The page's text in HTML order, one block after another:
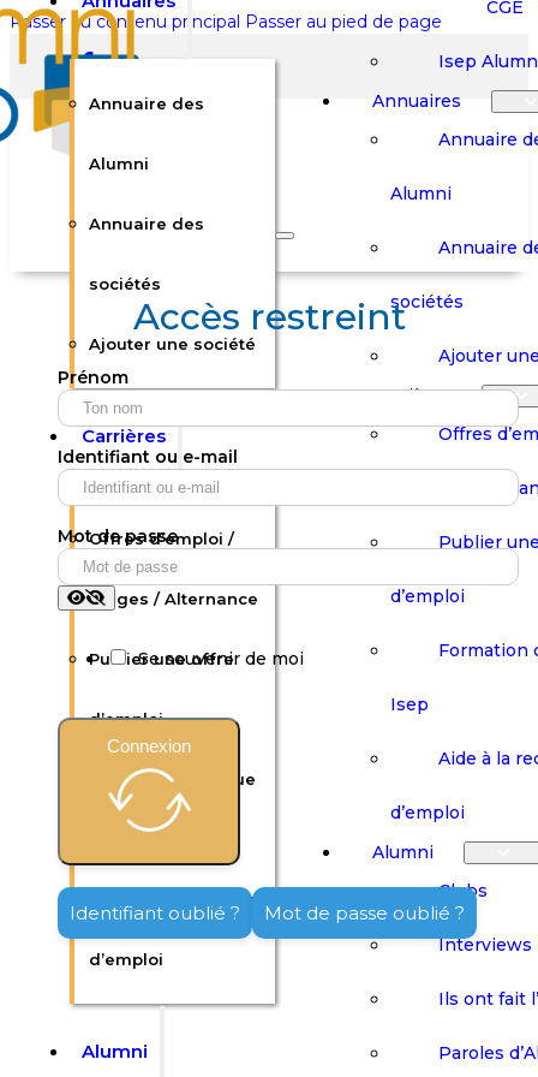
Passer au contenu principal Passer au pied de page
Rechercher sur le site
Rechercher
Votre panier est vide.
Boutique
Panier
Boutique
Annuaire des
Alumni
Annuaire des
sociétés
Ajouter une société
Carrières
Offres d’emploi /
Stages / Alternance
Publier une offre
d’emploi
Formation continue
Aide à la recherche
d’emploi
Alumni
CGE
Isep
Annuaires
Annuaire
Alumni
Annuaire
sociétés
Ajouter
Carrières
Offres
Stages /
Publier
d’emploi
Formation
Isep
Aide à la
d’emploi
Alumni
Clubs
Interviews
Ils ont fait
Paroles
Accès restreint
Prénom
Identifiant ou e-mail
Mot de passe
Se souvenir de moi
Connexion
Identifiant oublié ? Mot de passe oublié ?